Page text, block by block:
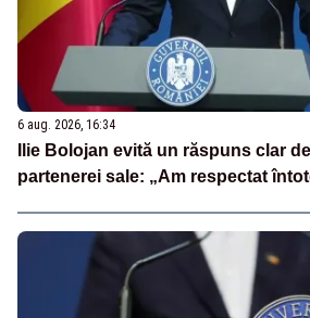
6 aug. 2026, 16:34
Ilie Bolojan evită un răspuns clar
partenerei sale: „Am respectat